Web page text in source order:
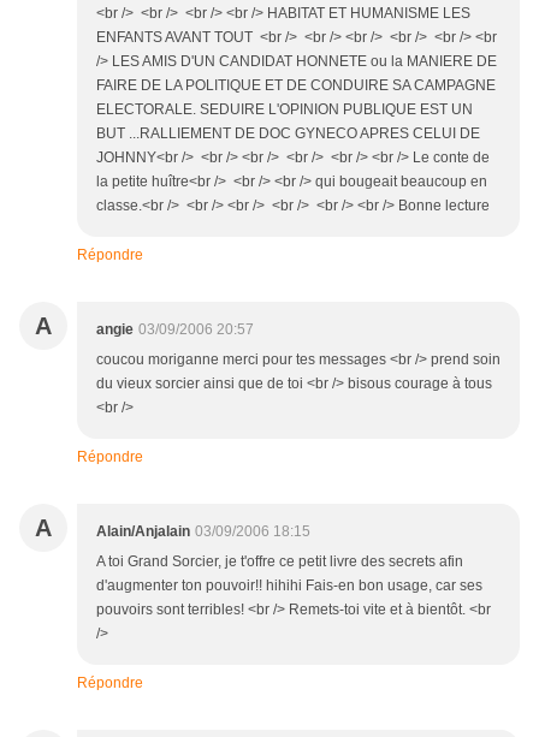
<br /> <br /> <br /> <br /> HABITAT ET HUMANISME LES
ENFANTS AVANT TOUT <br /> <br /> <br /> <br /> <br /> <br
/> LES AMIS D'UN CANDIDAT HONNETE ou la MANIERE DE
FAIRE DE LA POLITIQUE ET DE CONDUIRE SA CAMPAGNE
ELECTORALE. SEDUIRE L'OPINION PUBLIQUE EST UN
BUT ...RALLIEMENT DE DOC GYNECO APRES CELUI DE
JOHNNY<br /> <br /> <br /> <br /> <br /> <br /> Le conte de
la petite huître<br /> <br /> <br /> qui bougeait beaucoup en
classe.<br /> <br /> <br /> <br /> <br /> <br /> Bonne lecture
Répondre
A angie 03/09/2006 20:57
coucou moriganne merci pour tes messages <br /> prend soin
du vieux sorcier ainsi que de toi <br /> bisous courage à tous
<br />
Répondre
A Alain/Anjalain 03/09/2006 18:15
A toi Grand Sorcier, je t'offre ce petit livre des secrets afin
d'augmenter ton pouvoir!! hihihi Fais-en bon usage, car ses
pouvoirs sont terribles! <br /> Remets-toi vite et à bientôt. <br
/>
Répondre